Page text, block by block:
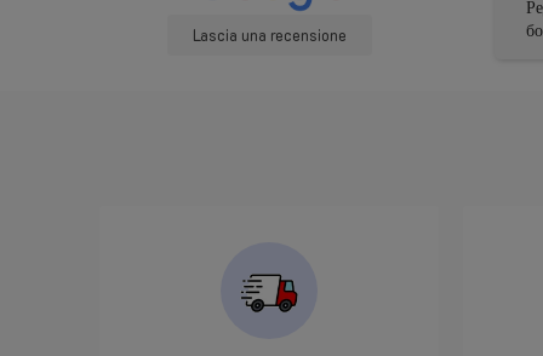
Lascia una recensione
ineccepibile. Si sono prodigati
per trovare una soluzione che
servizio degno di segnalazione.
In pratica cortesia efficienza ed
Редуктор ТОП. Спасибо